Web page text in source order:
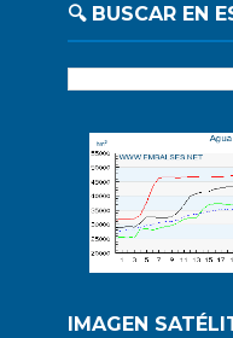
🔍 BUSCAR EN
IMAGEN